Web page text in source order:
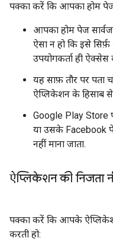
पक्का करें कि आपका होम पेज
आपका होम पेज
ऐसा न हो कि इसे
उपयोगकर्ता ही ऐक्सेस
यह साफ़ तौर पर पता
ऐप्लिकेशन के हिसाब
Google Play Store
या उसके Facebook
नहीं माना जाता.
ऐप्लिकेशन की निजता
पक्का करें कि आपके ऐप्लिकेशन
करती हो: